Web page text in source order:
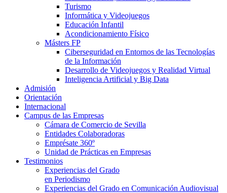
Turismo
Informática y Videojuegos
Educación Infantil
Acondicionamiento Físico
Másters FP
Ciberseguridad en Entornos de las Tecnologías
de la Información
Desarrollo de Videojuegos y Realidad Virtual
Inteligencia Artificial y Big Data
Admisión
Orientación
Internacional
Campus de las Empresas
Cámara de Comercio de Sevilla
Entidades Colaboradoras
Emprésate 360º
Unidad de Prácticas en Empresas
Testimonios
Experiencias del Grado
en Periodismo
Experiencias del Grado en Comunicación Audiovisual